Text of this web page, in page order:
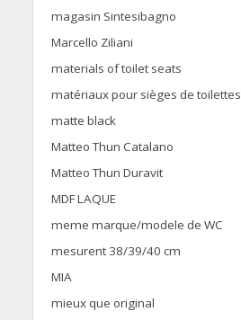
magasin Sintesibagno
Marcello Ziliani
materials of toilet seats
matériaux pour sièges de toilettes
matte black
Matteo Thun Catalano
Matteo Thun Duravit
MDF LAQUE
meme marque/modele de WC
mesurent 38/39/40 cm
MIA
mieux que original